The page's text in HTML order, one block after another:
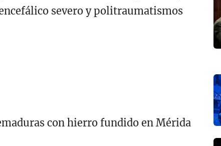
severo y politraumatismos
con hierro fundido en Mérida